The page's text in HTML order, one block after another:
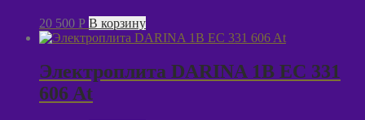
20 500 P В корзину
Электроплита DARINA 1B EC 331
606 At